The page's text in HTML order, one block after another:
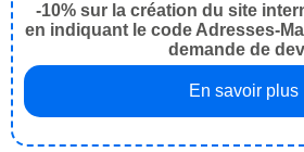
-10% sur la création du site
en indiquant le code Adresses-
demande de
En savoir plus